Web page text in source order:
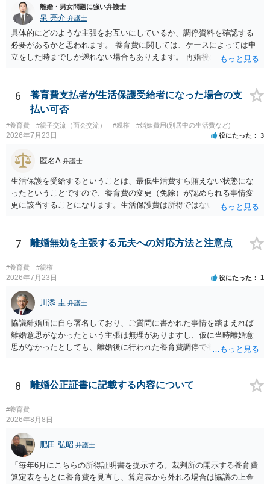
離婚・男女問題に強い弁護士
泉 亮介 弁護士
具体的にどのような主張をお互いにしているか、調停資料を確認する
必要があるかと思われます。 養育費に関しては、ケースによっては申
立をした時までしか遡れない場合もありえます。 再婚後の相手方の行
養育費に関するやりとり等があればそちらについても確認する必要が
あるでしょう。 公開相談の場での回答よりも個別に弁護士にご相談さ
れることをお勧めいたします。
6
養育費支払者が生活保護受給者になった場合の支
払い可否
#養育費 #親子交流（面会交流） #親権 #婚姻費用(別居中の生活費など)
2026年7月23日 役にたった 3
匿名A 弁護士
生活保護を受給するということは、最低生活費すら賄えない状態にな
ったということですので、養育費の変更（免除）が認められる事情変
更に該当することになります。生活保護費は所得ではないので、「保
支払った場合に返還請求権が認められたり役所から何らかのペナルテ
ィが課されたりするわけではなく、「残りのお金で自己責任で生活せ
みやかに合意のための話し合いあるいは調停申立てをすべきでしょ
う。
7 離婚無効を主張する元夫への対応方法と注意点
#養育費 #親権
2026年7月23日 役にたった 1
川添 圭 弁護士
協議離婚届に自ら署名しており、ご質問に書かれた事情を踏まえれば
離婚意思がなかったという主張は無理がありますし、仮に当時離婚意
思がなかったとしても、離婚後に行われた養育費調停で養育費が合意
士と離婚無効の話を進めている」「離婚無効で裁判を起こす」という
のがそもそも本当かどうかも疑わしいと思いますし、仮に弁護士へ相
暴くことができるでしょう。「人生最後に話し合いをしないか？責め
るとかはしない」というのは、モラハラ夫の典型的な常套句ですの
で、むしろそれを武器として使えるでしょう。 仮に弁護士からの通知
や裁判所からの調停期日通知書等が届いた場合、面倒ですが、粛々と
こちらも弁護士へ依頼して対応すれば良いと思います。モラハラ夫へ
の対応は精神的に疲弊するので、弁護士へ任せればよいと思います。
8 離婚公正証書に記載する内容について
#養育費
2026年8月8日
肥田 弘昭 弁護士
「毎年6月にこちらの所得証明書を提示する。裁判所の開示する養育費
算定表をもとに養育費を見直し、算定表から外れる場合は協議の上金